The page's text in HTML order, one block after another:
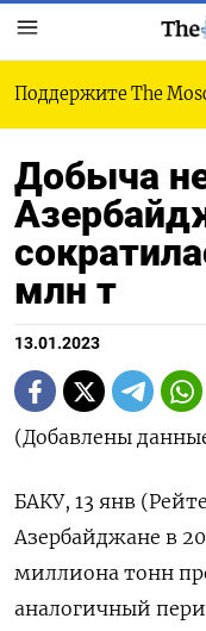
Поддержите The
Добыча
млн т
13.01.2023
(Добавлены
БАКУ, 13 янв
Азербайджане в
миллиона тонн
аналогичный